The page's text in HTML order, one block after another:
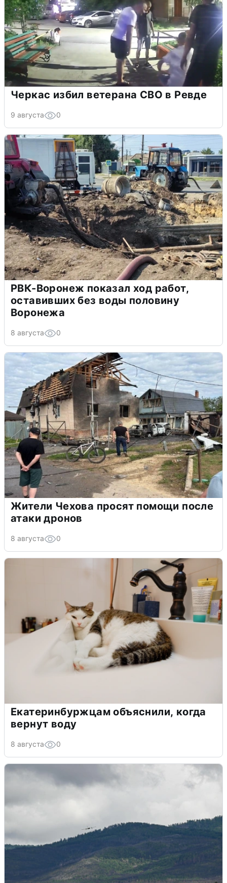
Черкас избил ветерана СВО в Ревде
9 августа 0
РВК-Воронеж показал ход работ,
оставивших без воды половину
Воронежа
8 августа 0
Жители Чехова просят помощи после
атаки дронов
8 августа 0
Екатеринбуржцам объяснили, когда
вернут воду
8 августа 0